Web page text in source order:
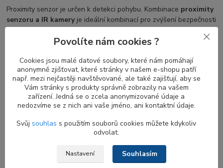
Proximity senzor je určen k detekci pohybu. Kombinace proximity
senzoru a IR kameryje ideální kombinací pro zvýšení bezpečnosti
a pohodlí. Když se vzdálíte od notebooku, obrazovka se vypne a
jakmile se vrátíte, obrazovka se zapne aIR kamera
začne hledat
je stále užitečný pro automatické zamykání vašeho notebooku,
když u něj nejste.
Co zvážit před výměnou web kamery HD u
notebooku DELL
instalace bude zahrnovat i výměnu několika dalších dílů, zejména
LCD displej rámečku s otvorem pro webkameru
Povolíte nám cookies ?
Cookies jsou malé datové soubory, které nám pomáhají
anonymně zjišťovat, které stránky v našem e-shopu patří
např. mezi nejčastěji navštěvované, ale také zajišťují, aby se
Vám stránky s produkty správně zobrazily na vašem
zařízení. Jedná se o zcela anonymizované údaje a
nedozvíme se z nich ani vaše jméno, ani kontaktní údaje.
Svůj souhlas s použitím souborů cookies můžete kdykoliv
odvolat.
Nastavení Souhlasím